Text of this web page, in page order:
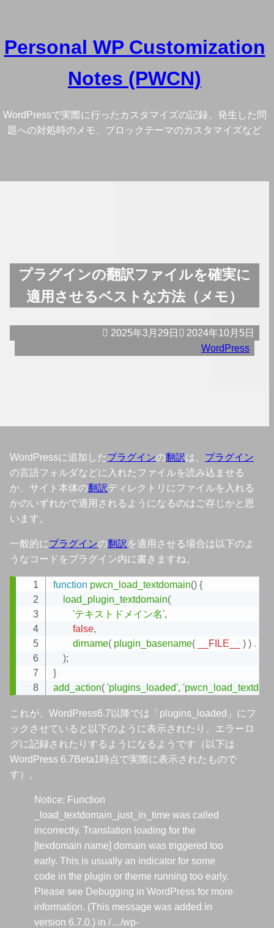
を
スPersonal WP Customization
Notes (PWCN)
WordPressで実際に行ったカスタマイズの記録、発生した問
題への対処時のメモ、ブロックテーマのカスタマイズなど
プラグインの翻訳ファイルを確実に
適用させるベストな方法（メモ）
2025年3月29日
2024年10月5日
WordPress
WordPressに追加したプラグインの翻訳は、 プラグイン
の言語フォルダなどに入れたファイルを読み込ませる
か、サイト本体の翻訳ディレクトリにファイルを入れる
かのいずれかで適用されるようになるのはご存じかと思
います。
一般的にプラグインの翻訳 を適用させる場合は以下のよ
うなコードをプラグイン内に書きますね。
function pwcn_load_textdomain() {
load_plugin_textdomain(
'テキストドメイン名',
false,
dirname( plugin_basename( __FILE__ ) ) .
);
}
add_action( 'plugins_loaded',
これが、WordPress6.7以降では「plugins_loaded」にフ
ックさせていると以下のように表示されたり、エラーロ
グに記録されたりするようになるようです（以下は
WordPress 6.7Beta1時点で実際に表示されたもので
す）。
Notice: Function
_load_textdomain_just_in_time was called
incorrectly. Translation loading for the
[texdomain name] domain was triggered too
early. This is usually an indicator for some
code in the plugin or theme running too early.
Please see Debugging in WordPress for more
information. (This message was added in
version 6.7.0.) in /…/wp-